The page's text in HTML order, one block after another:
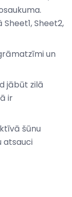
Sheet2,
un
jābūt zilā
ir
šūnu
atsauci